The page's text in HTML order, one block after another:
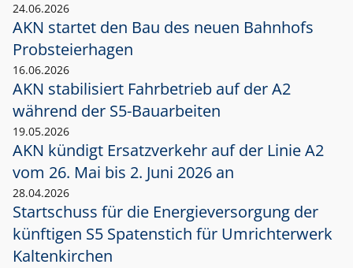
24.06.2026
AKN startet den Bau des neuen Bahnhofs
Probsteierhagen
16.06.2026
AKN stabilisiert Fahrbetrieb auf der A2
während der S5-Bauarbeiten
19.05.2026
AKN kündigt Ersatzverkehr auf der Linie A2
vom 26. Mai bis 2. Juni 2026 an
28.04.2026
Startschuss für die Energieversorgung der
künftigen S5 Spatenstich für Umrichterwerk
Kaltenkirchen